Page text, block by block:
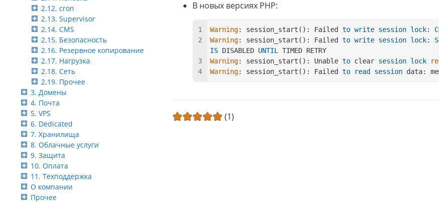
2.12. cron
2.13. Supervisor
2.14. CMS
2.15. Безопасность
2.16. Резервное копирование
2.17. Нагрузка
2.18. Сеть
2.19. Прочее
3. Домены
4. Почта
5. VPS
6. Dedicated
7. Хранилища
8. Облачные услуги
9. Защита
10. Оплата
11. Техподдержка
О компании
Прочее
В новых версиях PHP:
Warning: session_start(): Failed to write session lock:
Warning: session_start(): Failed to write session lock:
IS DISABLED UNTIL
TIMED RETRY
Warning: session_start(): Unable to clear session lock
Warning: session_start(): Failed to read session data:
(1)